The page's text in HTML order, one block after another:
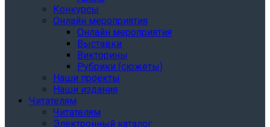
Конкурсы
Онлайн мероприятия
Онлайн мероприятия
Выставки
Викторины
Рубрики (сюжеты)
Наши проекты
Наши издания
Читателям
Читателям
Электронный каталог